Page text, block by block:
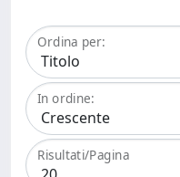
Ordina per:
In ordine:
Risultati/Pagina